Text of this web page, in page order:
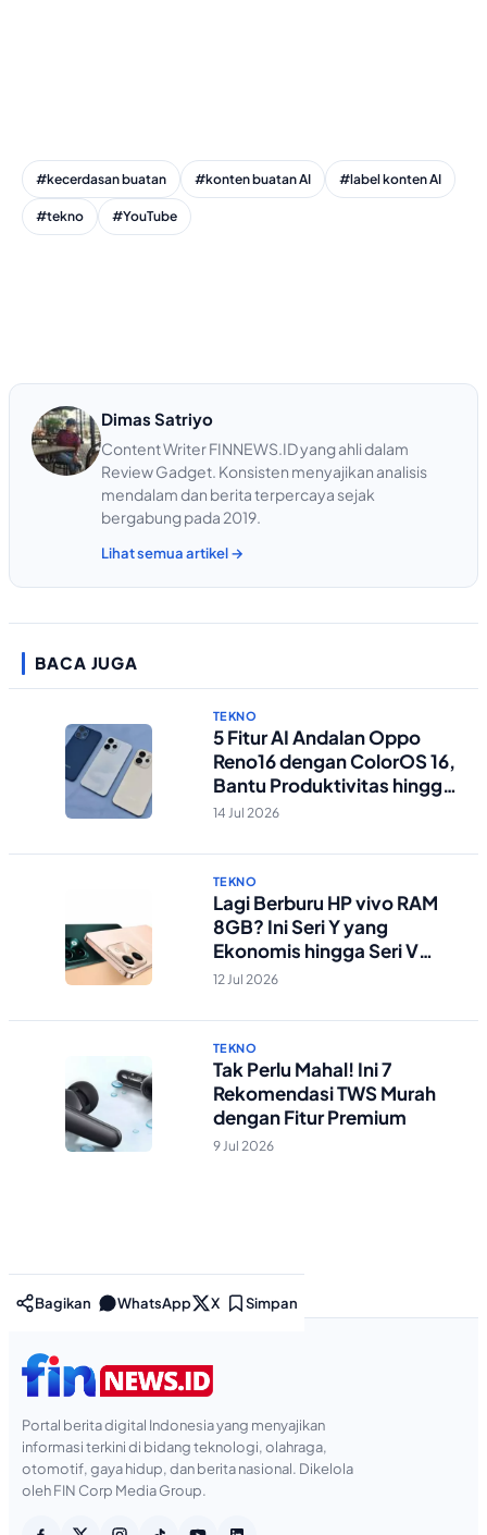
#kecerdasan buatan #konten buatan AI #label konten AI
#tekno #YouTube
Dimas Satriyo
Content Writer FINNEWS.ID yang ahli dalam
Review Gadget. Konsisten menyajikan analisis
mendalam dan berita terpercaya sejak
bergabung pada 2019.
Lihat semua artikel →
BACA JUGA
TEKNO
5 Fitur AI Andalan Oppo
Reno16 dengan ColorOS 16,
Bantu Produktivitas hingga
Edit Foto Lebih Praktis
14 Jul 2026
TEKNO
Lagi Berburu HP vivo RAM
8GB? Ini Seri Y yang
Ekonomis hingga Seri V
Berstandar Militer!
12 Jul 2026
TEKNO
Tak Perlu Mahal! Ini 7
Rekomendasi TWS Murah
dengan Fitur Premium
9 Jul 2026
Bagikan WhatsApp X Simpan
Portal berita digital Indonesia yang menyajikan
informasi terkini di bidang teknologi, olahraga,
otomotif, gaya hidup, dan berita nasional. Dikelola
oleh FIN Corp Media Group.